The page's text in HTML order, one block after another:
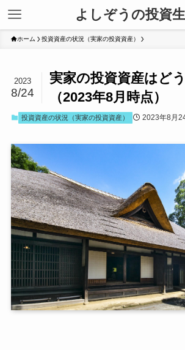
よしぞうの投資
ホーム 投資資産の状況（実家の投資資産）
実家の投資資産はど
（2023年8月時点）
2023
8/24
投資資産の状況（実家の投資資産） 2023年8月